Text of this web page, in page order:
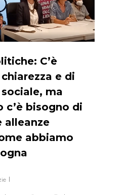
C’è
e di
sociale, ma
bisogno di
alleanze
abbiamo